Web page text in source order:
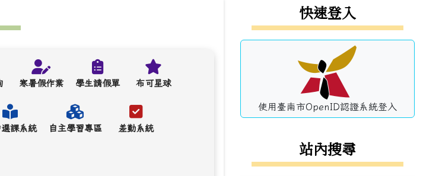
寒暑假作業 學生請假單 布可星球
課系統 自主學習專區 差勤系統
左邊區域內容
快速登入
使用臺南市OpenID認證系統登入
站內搜尋